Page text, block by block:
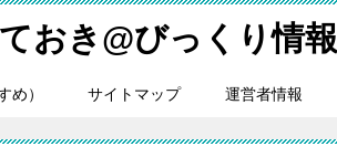
おき@びっくり情報
め） サイトマップ 運営者情報